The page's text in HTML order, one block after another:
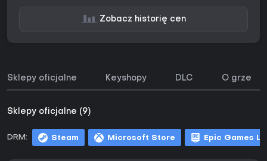
Zobacz historię cen
Sklepy oficjalne Keyshopy DLC O grze
Sklepy oficjalne (9)
DRM: Steam Microsoft Store Epic Games